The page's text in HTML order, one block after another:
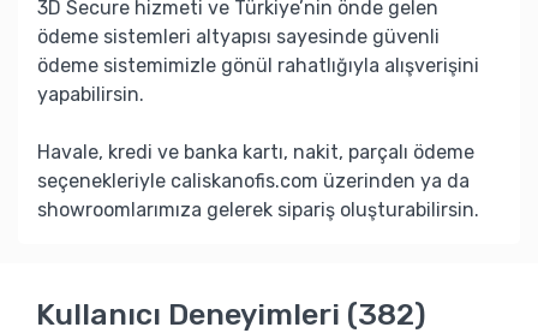
3D Secure hizmeti ve Türkiye’nin önde gelen
ödeme sistemleri altyapısı sayesinde güvenli
ödeme sistemimizle gönül rahatlığıyla alışverişini
yapabilirsin.
Havale, kredi ve banka kartı, nakit, parçalı ödeme
seçenekleriyle caliskanofis.com üzerinden ya da
showroomlarımıza gelerek sipariş oluşturabilirsin.
Kullanıcı Deneyimleri (382)